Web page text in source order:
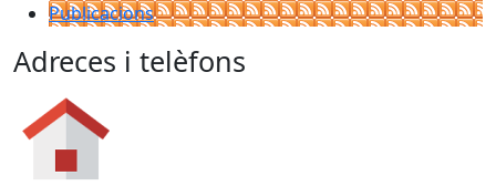
Publicacions
Adreces i telèfons